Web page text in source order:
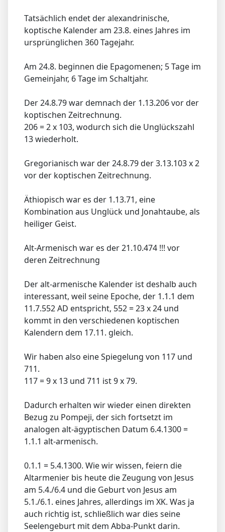
Tatsächlich endet der alexandrinische,
koptische Kalender am 23.8. eines Jahres im
ursprünglichen 360 Tagejahr.
Am 24.8. beginnen die Epagomenen; 5 Tage im
Gemeinjahr, 6 Tage im Schaltjahr.
Der 24.8.79 war demnach der 1.13.206 vor der
koptischen Zeitrechnung.
206 = 2 x 103, wodurch sich die Unglückszahl
13 wiederholt.
Gregorianisch war der 24.8.79 der 3.13.103 x 2
vor der koptischen Zeitrechnung.
Äthiopisch war es der 1.13.71, eine
Kombination aus Unglück und Jonahtaube, als
heiliger Geist.
Alt-Armenisch war es der 21.10.474 !!! vor
deren Zeitrechnung
Der alt-armenische Kalender ist deshalb auch
interessant, weil seine Epoche, der 1.1.1 dem
11.7.552 AD entspricht, 552 = 23 x 24 und
kommt in den verschiedenen koptischen
Kalendern dem 17.11. gleich.
Wir haben also eine Spiegelung von 117 und
711.
117 = 9 x 13 und 711 ist 9 x 79.
Dadurch erhalten wir wieder einen direkten
Bezug zu Pompeji, der sich fortsetzt im
analogen alt-ägyptischen Datum 6.4.1300 =
1.1.1 alt-armenisch.
0.1.1 = 5.4.1300. Wie wir wissen, feiern die
Altarmenier bis heute die Zeugung von Jesus
am 5.4./6.4 und die Geburt von Jesus am
5.1./6.1. eines Jahres, allerdings im XK. Was ja
auch richtig ist, schließlich war dies seine
Seelengeburt mit dem Abba-Punkt darin.